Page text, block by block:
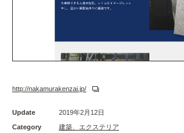
http://nakamurakenzai.jp/
Update
2019年2月12日
Category
建築、エクステリア